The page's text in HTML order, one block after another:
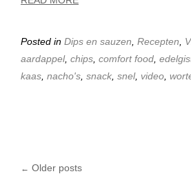
Posted in Dips en sauzen Recepten
aardappel, chips comfort food
kaas nacho's snack snel, video
← Older posts